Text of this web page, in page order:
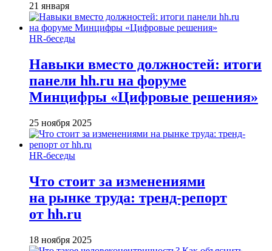
21 января
HR-беседы
Навыки вместо должностей: итоги
панели hh.ru на форуме
Минцифры «Цифровые решения»
25 ноября 2025
HR-беседы
Что стоит за изменениями
на рынке труда: тренд-репорт
от hh.ru
18 ноября 2025